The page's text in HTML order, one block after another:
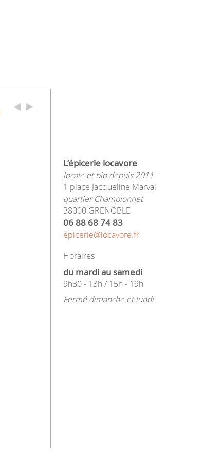
L’épicerie locavore
locale et bio depuis 2011
1 place Jacqueline Marval
quartier Championnet
38000 GRENOBLE
06 88 68 74 83
epicerie@locavore.fr
Horaires
du mardi au samedi
9h30 - 13h / 15h - 19h
Fermé dimanche et lundi